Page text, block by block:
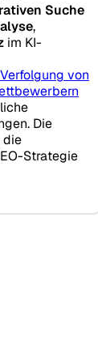
Suche
,
im KI-
von
Die
die
Strategie